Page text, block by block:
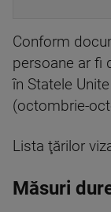
Conform
persoane ar fi
în Statele
(octombrie-
Lista ţărilor
Măsuri